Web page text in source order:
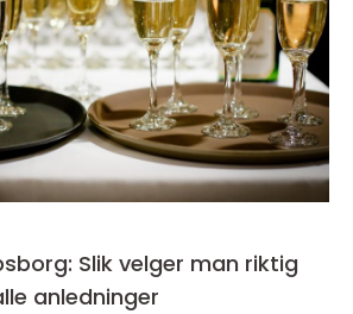
Slik velger man riktig
anledninger